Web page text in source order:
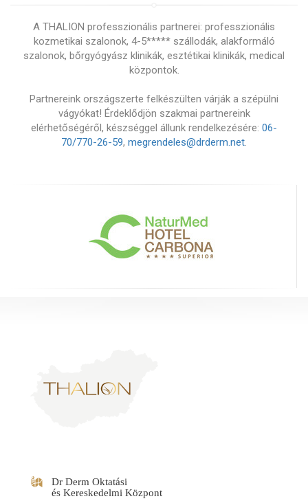
A THALION professzionális partnerei: professzionális
kozmetikai szalonok, 4-5***** szállodák, alakformáló
szalonok, bőrgyógyász klinikák, esztétikai klinikák, medical
központok.
Partnereink országszerte felkészülten várják a szépülni
vágyókat! Érdeklődjön szakmai partnereink
elérhetőségéről, készséggel állunk rendelkezésére: 06-
70/770-26-59, megrendeles@drderm.net.
Dr Derm Oktatási
és Kereskedelmi Központ